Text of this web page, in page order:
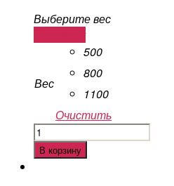
Выберите вес
Вес
500
800
1100
Очистить
Количество
Семейная
В корзину